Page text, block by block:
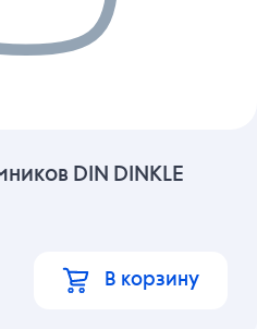
DIN DINKLE
В корзину